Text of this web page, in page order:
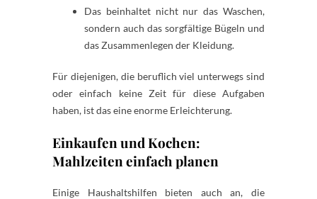
Das beinhaltet nicht nur das Waschen,
sondern auch das sorgfältige Bügeln und
das Zusammenlegen der Kleidung.
Für diejenigen, die beruflich viel unterwegs sind
oder einfach keine Zeit für diese Aufgaben
haben, ist das eine enorme Erleichterung.
Einkaufen und Kochen:
Mahlzeiten einfach planen
Einige Haushaltshilfen bieten auch an, die